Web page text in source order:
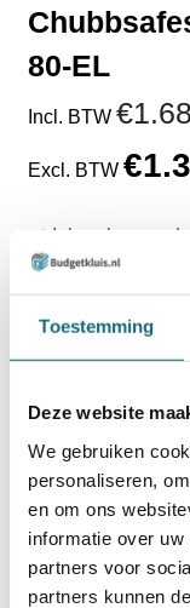
Toestemming
Deze website
We gebruiken
personaliseren,
en om ons
informatie over
partners voor
partners kunnen
80-EL
Incl. BTW
Excl. BTW
Inbraakwerend
Indicatie
Levertijd 8 - 10
Op voorraad?
verstuurd!
Uw keuze zal